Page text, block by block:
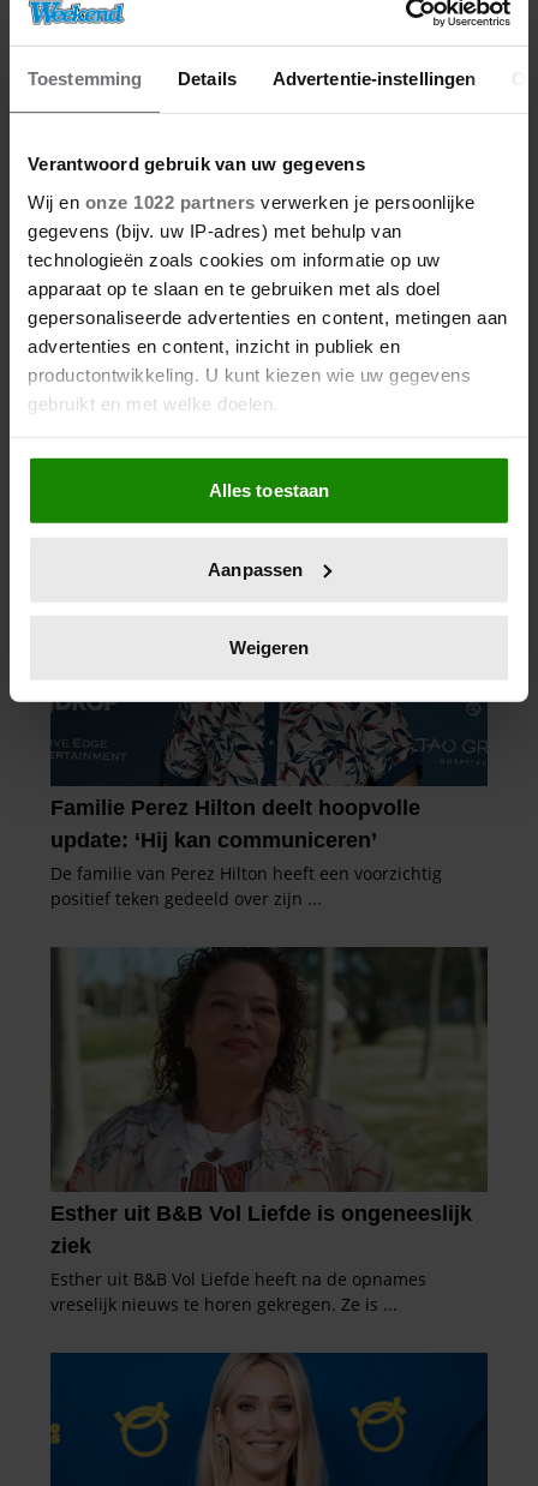
Toestemming Details Advertentie-instellingen
Verantwoord gebruik van uw gegevens
Wij en onze 1022 partners verwerken je persoonlijke
gegevens (bijv. uw IP-adres) met behulp van
technologieën zoals cookies om informatie op uw
apparaat op te slaan en te gebruiken met als doel
gepersonaliseerde advertenties en content, metingen aan
advertenties en content, inzicht in publiek en
productontwikkeling. U kunt kiezen wie uw gegevens
gebruikt en met welke doelen.
Als u het toestaat, willen we ook graag:
Informatie verzamelen over uw geografische
locatie, die tot een paar meter nauwkeurig kan zijn
scannen op specifieke eigenschappen (fingerprinting)
verwerkt en stel uw voorkeuren in het
intrekken in de Cookieverklaring.
We gebruiken cookies om content en advertenties te
personaliseren, om functies voor social media te bieden
en om ons websiteverkeer te analyseren. Ook delen we
informatie over uw gebruik van onze site met onze
partners voor social media, adverteren en analyse. Deze
partners kunnen deze gegevens combineren met andere
verzameld op basis van uw gebruik van hun services. U
gaat akkoord met onze cookies als u onze website blijft
Alles toestaan
Aanpassen
Weigeren